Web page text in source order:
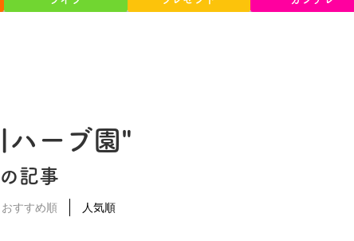
ハーブ園"
の記事
おすすめ順 人気順